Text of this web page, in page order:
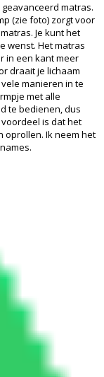
matras.
(zie foto) zorgt voor
Je kunt het
wenst. Het matras
in een kant meer
draait je lichaam
manieren in te
met alle
te bedienen, dus
is dat het
oprollen. Ik neem het